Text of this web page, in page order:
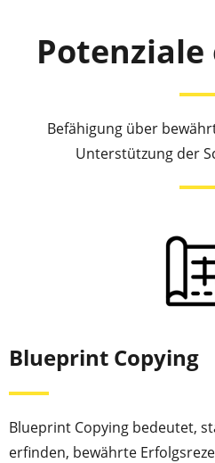
Befähigung über
Unterstützung der
Blueprint Copying
Blueprint Copying bedeutet,
erfinden, bewährte